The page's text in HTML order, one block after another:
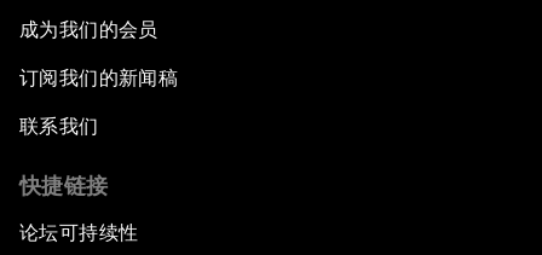
成为我们的会员
订阅我们的新闻稿
联系我们
快捷链接
论坛可持续性